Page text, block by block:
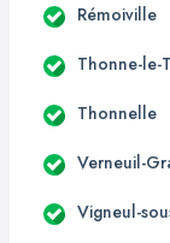
Rémoiville
Thonne-le-
Thonnelle
Verneuil-
Vigneul-